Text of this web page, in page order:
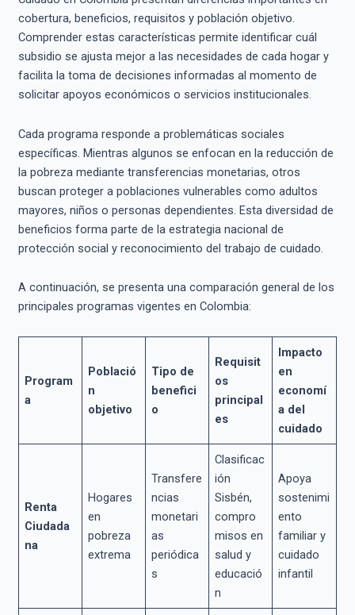
cobertura, beneficios, requisitos y población objetivo.
Comprender estas características permite identificar cuál
subsidio se ajusta mejor a las necesidades de cada hogar y
facilita la toma de decisiones informadas al momento de
solicitar apoyos económicos o servicios institucionales.
Cada programa responde a problemáticas sociales
específicas. Mientras algunos se enfocan en la reducción de
la pobreza mediante transferencias monetarias, otros
buscan proteger a poblaciones vulnerables como adultos
mayores, niños o personas dependientes. Esta diversidad de
beneficios forma parte de la estrategia nacional de
protección social y reconocimiento del trabajo de cuidado.
A continuación, se presenta una comparación general de los
principales programas vigentes en Colombia:
Program
a
Població
n
objetivo
Tipo de
benefici
o
Requisit
os
principal
es
Impacto
en
economí
a del
cuidado
Renta
Ciudada
na
Hogares
en
pobreza
extrema
Transfere
ncias
monetari
as
periódica
s
Clasificac
ión
Sisbén,
compro
misos en
salud y
educació
n
Apoya
sostenimi
ento
familiar y
cuidado
infantil